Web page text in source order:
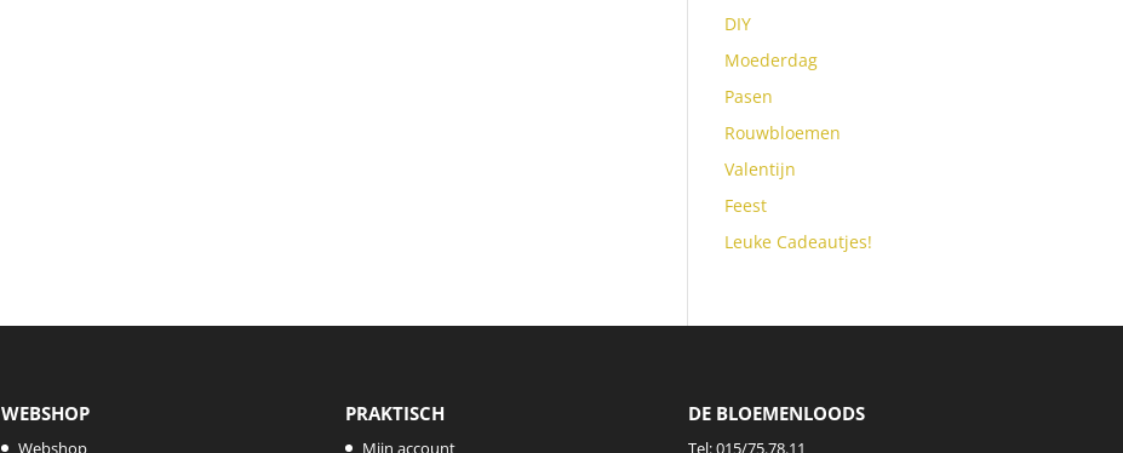
DIY
Moederdag
Pasen
Rouwbloemen
Valentijn
Feest
Leuke Cadeautjes!
WEBSHOP
Webshop
PRAKTISCH
Mijn account
DE BLOEMENLOODS
Tel:015/75.78.11